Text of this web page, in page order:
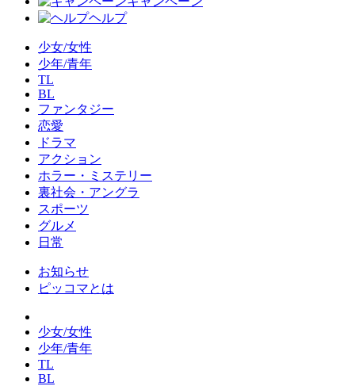
ヘルプ
少女/女性
少年/青年
TL
BL
ファンタジー
恋愛
ドラマ
アクション
ホラー・ミステリー
裏社会・アングラ
スポーツ
グルメ
日常
お知らせ
ピッコマとは
少女/女性
少年/青年
TL
BL